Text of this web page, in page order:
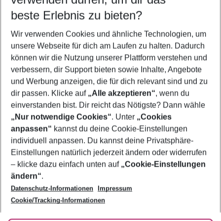
5-8 Nächte
2 Erwachsene Keine Kinder
Mehr Filter anzeigen
Footer
Footer navigation
Über uns
AGB
Bestpreisgarantie
Cookie-Einstellungen ändern
Cookie-Richtlinie
Agenturbetreuung
Barrierefreies Reisen
Folge uns
beste Erlebnis zu bieten?
Wir verwenden Cookies und ähnliche Technologien, um
unsere Webseite für dich am Laufen zu halten. Dadurch
können wir die Nutzung unserer Plattform verstehen und
verbessern, dir Support bieten sowie Inhalte, Angebote
und Werbung anzeigen, die für dich relevant sind und zu
dir passen. Klicke auf „Alle akzeptieren“, wenn du
einverstanden bist. Dir reicht das Nötigste? Dann wähle
„Nur notwendige Cookies“. Unter „Cookies
anpassen“ kannst du deine Cookie-Einstellungen
individuell anpassen. Du kannst deine Privatsphäre-
Einstellungen natürlich jederzeit ändern oder widerrufen
– klicke dazu einfach unten auf „Cookie-Einstellungen
ändern“.
Datenschutz-Informationen
Impressum
Cookie/Tracking-Informationen